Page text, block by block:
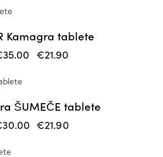
Kamagra tablete
35.00 €21.90
ŠUMEČE tablete
30.00 €21.90